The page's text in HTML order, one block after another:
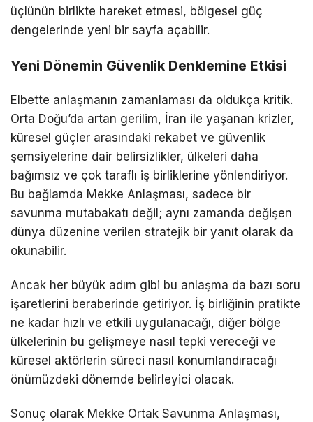
üçlünün birlikte hareket etmesi, bölgesel güç
dengelerinde yeni bir sayfa açabilir.
Yeni Dönemin Güvenlik Denklemine Etkisi
Elbette anlaşmanın zamanlaması da oldukça kritik.
Orta Doğu’da artan gerilim, İran ile yaşanan krizler,
küresel güçler arasındaki rekabet ve güvenlik
şemsiyelerine dair belirsizlikler, ülkeleri daha
bağımsız ve çok taraflı iş birliklerine yönlendiriyor.
Bu bağlamda Mekke Anlaşması, sadece bir
savunma mutabakatı değil; aynı zamanda değişen
dünya düzenine verilen stratejik bir yanıt olarak da
okunabilir.
Ancak her büyük adım gibi bu anlaşma da bazı soru
işaretlerini beraberinde getiriyor. İş birliğinin pratikte
ne kadar hızlı ve etkili uygulanacağı, diğer bölge
ülkelerinin bu gelişmeye nasıl tepki vereceği ve
küresel aktörlerin süreci nasıl konumlandıracağı
önümüzdeki dönemde belirleyici olacak.
Sonuç olarak Mekke Ortak Savunma Anlaşması,